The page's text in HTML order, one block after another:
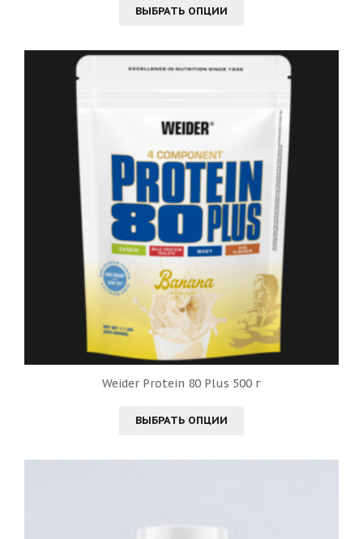
ВЫБРАТЬ ОПЦИИ
Weider Protein 80 Plus 500 г
ВЫБРАТЬ ОПЦИИ